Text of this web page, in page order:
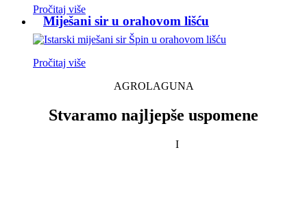
Pročitaj više
Miješani sir u orahovom lišću
Pročitaj više
AGROLAGUNA
Stvaramo najljepše uspomene
I